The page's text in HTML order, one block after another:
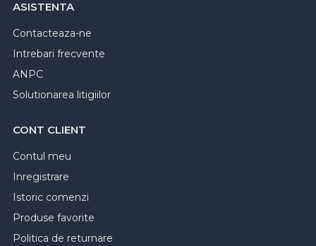
ASISTENTA
Contacteaza-ne
Intrebari frecvente
ANPC
Solutionarea litigiilor
CONT CLIENT
Contul meu
Inregistrare
Istoric comenzi
Produse favorite
Politica de returnare